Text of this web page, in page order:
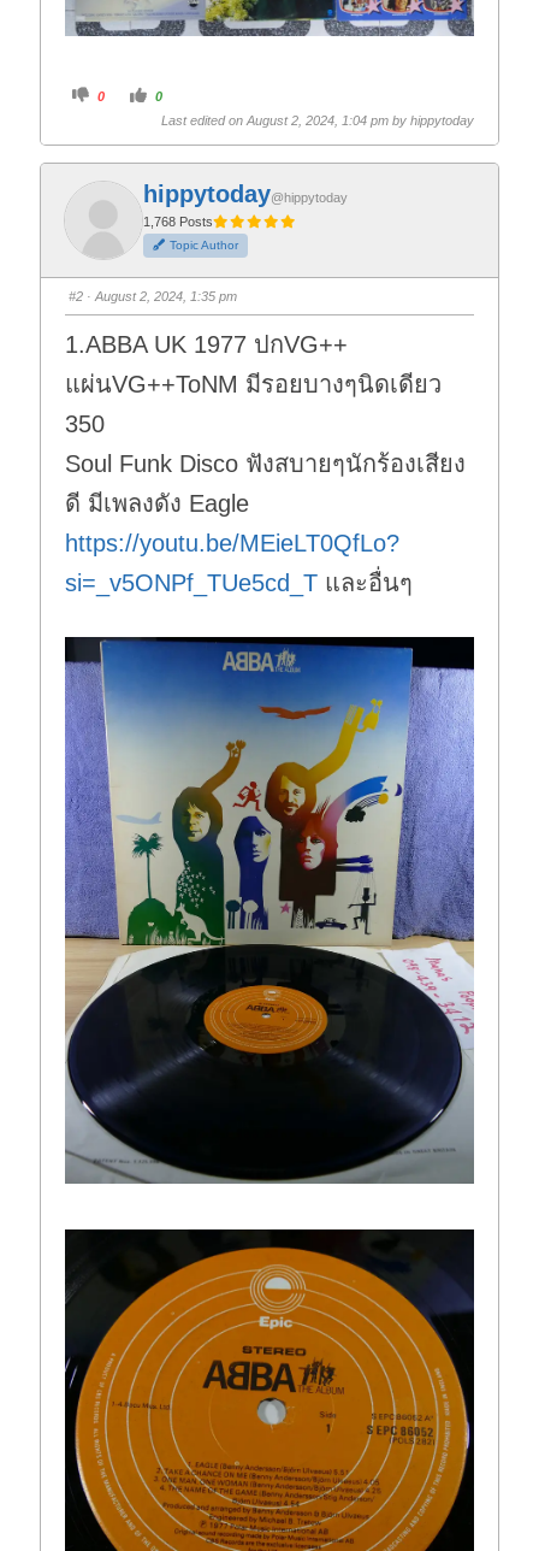
C
k
r
h
u
m
s
d
o
w
n
0
C
k
r
t
u
m
b
u
p
.
0
Last edited on August 2, 2024, 1:04 pm by hippytoday
hippytoday@hippytoday
1,768 Posts
Topic Author
#2 · August 2, 2024, 1:35 pm
1.ABBA UK 1977 ปกVG++
แผ่นVG++ToNM มีรอยบางๆนิดเดียว
350
Soul Funk Disco ฟังสบายๆนักร้องเสียง
ดี มีเพลงดัง Eagle
https://youtu.be/MEieLT0QfLo?
si=_v5ONPf_TUe5cd_T และอื่นๆ